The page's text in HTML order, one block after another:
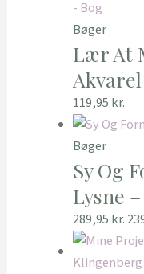
Bøger
Lær At
119,95 kr.
Bøger
Sy Og
Lysne
289,95kr.